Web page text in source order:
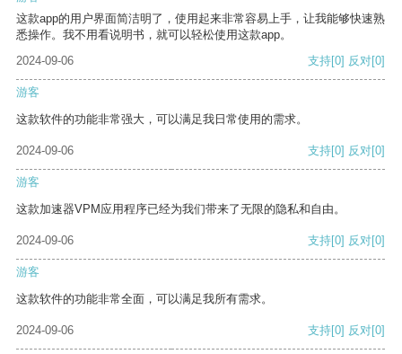
这款app的用户界面简洁明了，使用起来非常容易上手，让我能够快速熟
悉操作。我不用看说明书，就可以轻松使用这款app。
2024-09-06
支持[0] 反对[0]
游客
这款软件的功能非常强大，可以满足我日常使用的需求。
2024-09-06 支持[0] 反对[0]
游客
这款加速器VPM应用程序已经为我们带来了无限的隐私和自由。
2024-09-06 支持[0] 反对[0]
游客
这款软件的功能非常全面，可以满足我所有需求。
2024-09-06 支持[0] 反对[0]